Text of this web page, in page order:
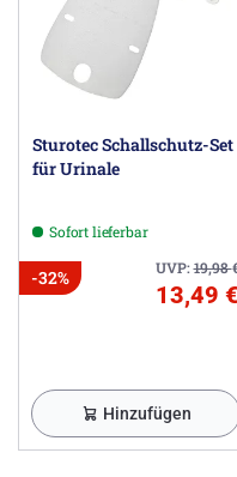
Sturotec Schallschutz-Set
für Urinale
Sofort lieferbar
UVP:19,98
-32%
13,49 €
Hinzufügen